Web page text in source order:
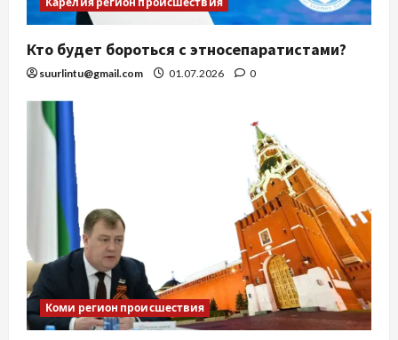
Кто будет бороться с этносепаратистами?
suurlintu@gmail.com 01.07.2026 0
Коми регион происшествия